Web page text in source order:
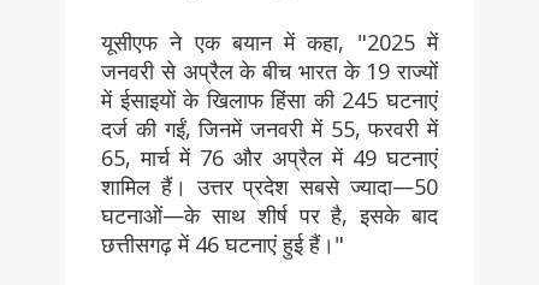
यूसीएफ ने एक बयान में कहा, "2025 में
जनवरी से अप्रैल के बीच भारत के 19 राज्यों
में ईसाइयों के खिलाफ हिंसा की 245 घटनाएं
दर्ज की गईं, जिनमें जनवरी में 55, फरवरी में
65, मार्च में 76 और अप्रैल में 49 घटनाएं
शामिल हैं। उत्तर प्रदेश सबसे ज्यादा—50
घटनाओं—के साथ शीर्ष पर है, इसके बाद
छत्तीसगढ़ में 46 घटनाएं हुई हैं।"